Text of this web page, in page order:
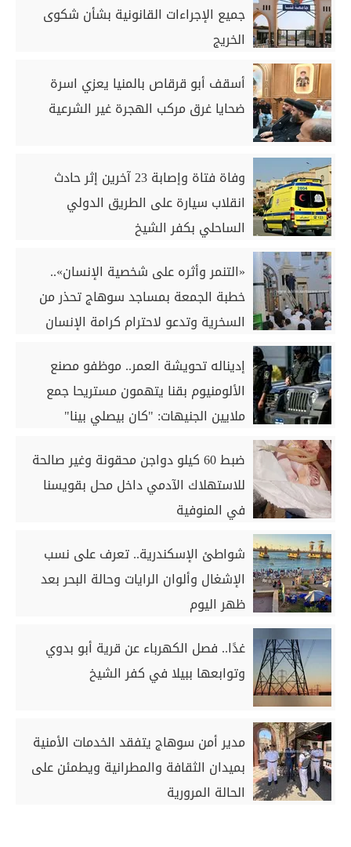
جميع الإجراءات القانونية بشأن شكوى
الخريج
أسقف أبو قرقاص بالمنيا يعزي اسرة
ضحايا غرق مركب الهجرة غير الشرعية
وفاة فتاة وإصابة 23 آخرين إثر حادث
انقلاب سيارة على الطريق الدولي
الساحلي بكفر الشيخ
«التنمر وأثره على شخصية الإنسان»..
خطبة الجمعة بمساجد سوهاج تحذر من
السخرية وتدعو لاحترام كرامة الإنسان
إديناله تحويشة العمر.. موظفو مصنع
الألومنيوم بقنا يتهمون مستريحا جمع
ملايين الجنيهات: "كان بيصلي بينا"
ضبط 60 كيلو دواجن محقونة وغير صالحة
للاستهلاك الآدمي داخل محل بقويسنا
في المنوفية
شواطئ الإسكندرية.. تعرف على نسب
الإشغال وألوان الرايات وحالة البحر بعد
ظهر اليوم
غدًا.. فصل الكهرباء عن قرية أبو بدوي
وتوابعها ببيلا في كفر الشيخ
مدير أمن سوهاج يتفقد الخدمات الأمنية
بميدان الثقافة والمطرانية ويطمئن على
الحالة المرورية